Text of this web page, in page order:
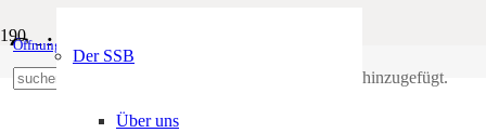
Öffnungszeiten
+39 0471 974 078 wurde deinem Warenkorb hinzugefügt.
Der SSB
Über uns
Geistesfreiheit?
SSB